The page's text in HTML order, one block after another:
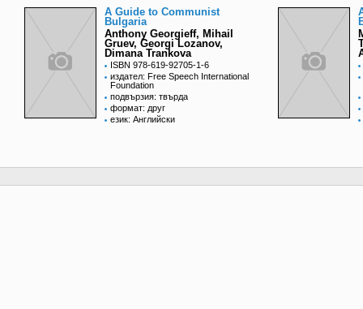
A Guide to Communist
Bulgaria
Anthony Georgieff, Mihail
Gruev, Georgi Lozanov,
Dimana Trankova
ISBN 978-619-92705-1-6
издател: Free Speech International
Foundation
подвързия: твърда
формат: друг
език: Английски